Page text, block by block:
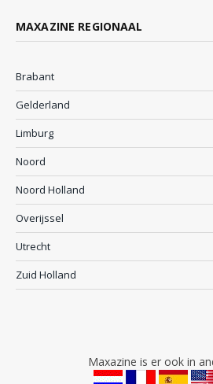
MAXAZINE REGIONAAL
Brabant
Gelderland
Limburg
Noord
Noord Holland
Overijssel
Utrecht
Zuid Holland
Maxazine is er ook in